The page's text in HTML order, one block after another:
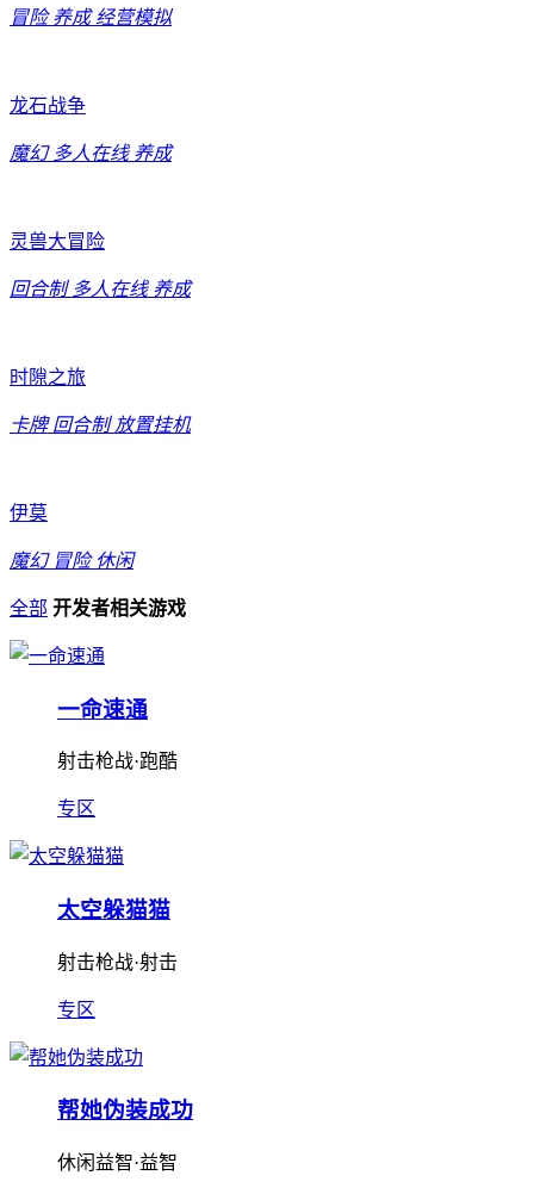
冒险 养成 经营模拟
龙石战争
魔幻 多人在线 养成
灵兽大冒险
回合制 多人在线 养成
时隙之旅
卡牌 回合制 放置挂机
伊莫
魔幻 冒险 休闲
全部 开发者相关游戏
一命速通
射击枪战·跑酷
专区
太空躲猫猫
射击枪战·射击
专区
帮她伪装成功
休闲益智·益智